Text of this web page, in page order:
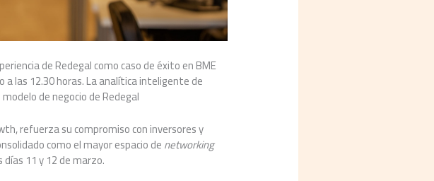
de Redegal como caso de éxito en BME
las 12.30 horas. La analítica inteligente de
de negocio de Redegal
refuerza su compromiso con inversores y
como el mayor espacio denetworking
11 y 12 de marzo.